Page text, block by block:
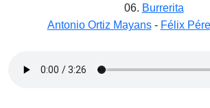
06. Burrerita
Antonio Ortiz Mayans- Félix